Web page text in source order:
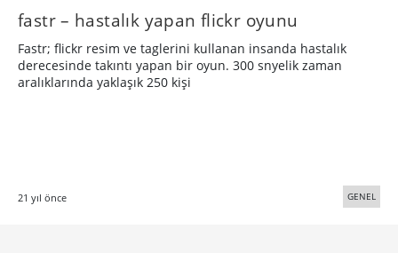
fastr – hastalık yapan flickr oyunu
Fastr; flickr resim ve taglerini kullanan insanda hastalık
derecesinde takıntı yapan bir oyun. 300 snyelik zaman
aralıklarında yaklaşık 250 kişi
21 yıl önce GENEL